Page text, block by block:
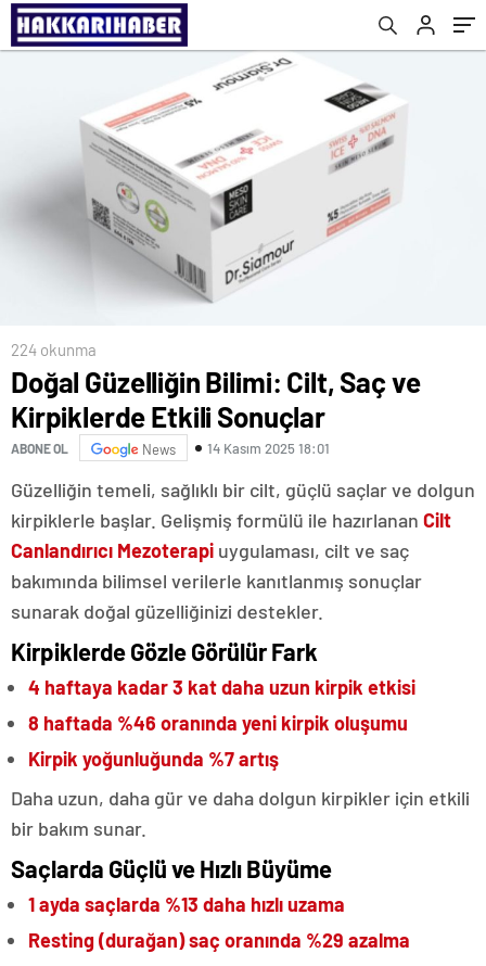
224 okunma
Doğal Güzelliğin Bilimi: Cilt, Saç ve
Kirpiklerde Etkili Sonuçlar
ABONE OL News 14 Kasım 2025 18:01
Güzelliğin temeli, sağlıklı bir cilt, güçlü saçlar ve dolgun
kirpiklerle başlar. Gelişmiş formülü ile hazırlanan Cilt
Canlandırıcı Mezoterapi uygulaması, cilt ve saç
bakımında bilimsel verilerle kanıtlanmış sonuçlar
sunarak doğal güzelliğinizi destekler.
Kirpiklerde Gözle Görülür Fark
4 haftaya kadar 3 kat daha uzun kirpik etkisi
8 haftada %46 oranında yeni kirpik oluşumu
Kirpik yoğunluğunda %7 artış
Daha uzun, daha gür ve daha dolgun kirpikler için etkili
bir bakım sunar.
Saçlarda Güçlü ve Hızlı Büyüme
1 ayda saçlarda %13 daha hızlı uzama
Resting (durağan) saç oranında %29 azalma